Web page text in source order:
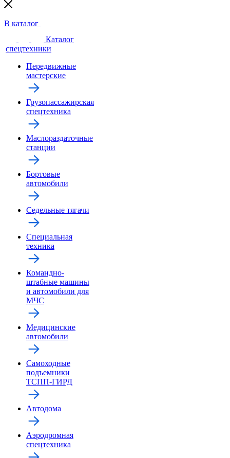
В каталог
Каталог
спецтехники
Передвижные
мастерские
Грузопассажирская
спецтехника
Маслораздаточные
станции
Бортовые
автомобили
Седельные тягачи
Специальная
техника
Командно-
штабные машины
и автомобили для
МЧС
Медицинские
автомобили
Самоходные
подъемники
ТСПП-ГИРД
Автодома
Аэродромная
спецтехника